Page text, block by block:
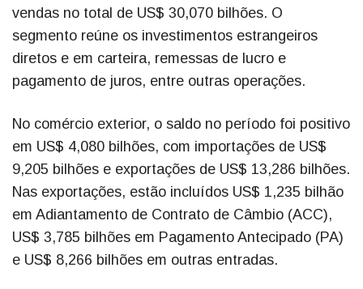
vendas no total de US$ 30,070 bilhões. O
segmento reúne os investimentos estrangeiros
diretos e em carteira, remessas de lucro e
pagamento de juros, entre outras operações.
No comércio exterior, o saldo no período foi positivo
em US$ 4,080 bilhões, com importações de US$
9,205 bilhões e exportações de US$ 13,286 bilhões.
Nas exportações, estão incluídos US$ 1,235 bilhão
em Adiantamento de Contrato de Câmbio (ACC),
US$ 3,785 bilhões em Pagamento Antecipado (PA)
e US$ 8,266 bilhões em outras entradas.